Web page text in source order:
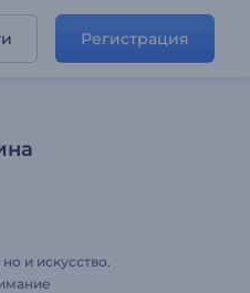
Регистрация
и искусство.